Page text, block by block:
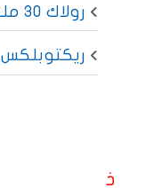
رولاك 30 ملغ
ذ